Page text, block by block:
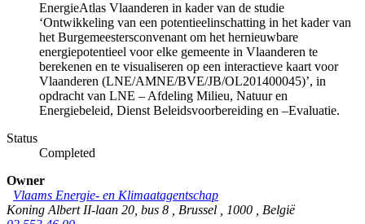
EnergieAtlas Vlaanderen in kader van de studie
‘Ontwikkeling van een potentieelinschatting in het kader van
het Burgemeestersconvenant om het hernieuwbare
energiepotentieel voor elke gemeente in Vlaanderen te
berekenen en te visualiseren op een interactieve kaart voor
Vlaanderen (LNE/AMNE/BVE/JB/OL201400045)’, in
opdracht van LNE – Afdeling Milieu, Natuur en
Energiebeleid, Dienst Beleidsvoorbereiding en –Evaluatie.
Status
Completed
Owner
Vlaams Energie- en Klimaatagentschap
Koning Albert II-laan 20, bus 8
Brussel 1000
België